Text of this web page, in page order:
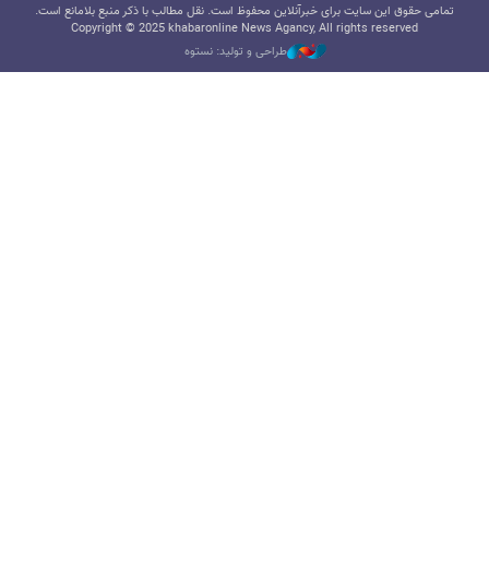
تمامی حقوق این سایت برای خبرآنلاین محفوظ است. نقل مطالب با ذکر منبع بلامانع است.
Copyright © 2025 khabaronline News Agancy, All rights reserved
طراحی و تولید: نستوه